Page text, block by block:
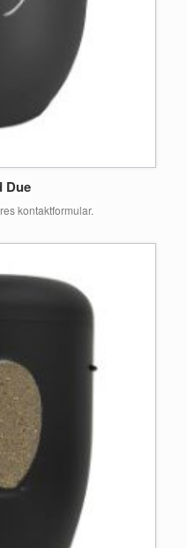
Due
kontaktformular.